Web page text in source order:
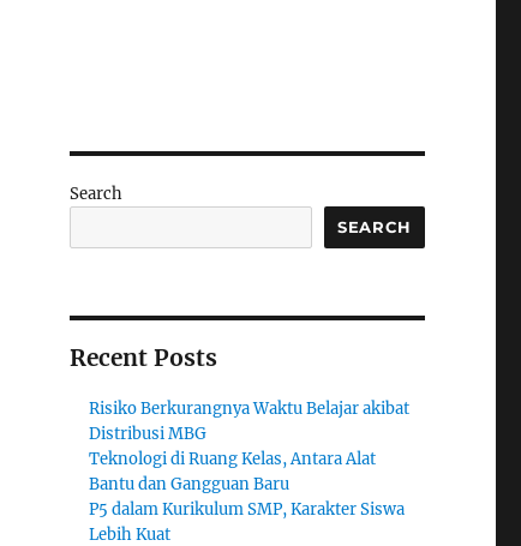
Search
SEARCH
Recent Posts
Risiko Berkurangnya Waktu Belajar akibat
Distribusi MBG
Teknologi di Ruang Kelas, Antara Alat
Bantu dan Gangguan Baru
P5 dalam Kurikulum SMP, Karakter Siswa
Lebih Kuat